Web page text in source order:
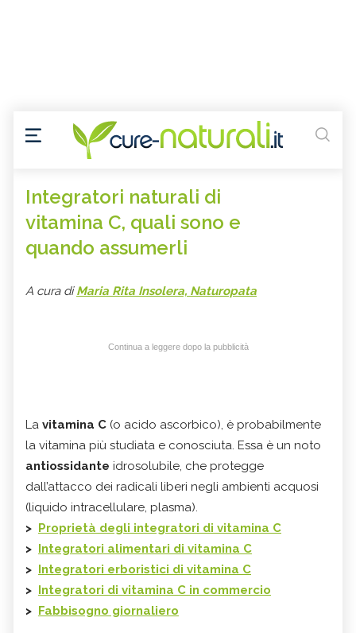
Integratori naturali di
vitamina C, quali sono e
quando assumerli
A cura diMaria Rita Insolera, Naturopata
Continua a leggere dopo la pubblicità
La vitamina C (o acido ascorbico), è probabilmente
la vitamina più studiata e conosciuta. Essa è un noto
antiossidante idrosolubile, che protegge
dall’attacco dei radicali liberi negli ambienti acquosi
(liquido intracellulare, plasma).
> Proprietà degli integratori di vitamina C
> Integratori alimentari di vitamina C
> Integratori erboristici di vitamina C
> Integratori di vitamina C in commercio
> Fabbisogno giornaliero